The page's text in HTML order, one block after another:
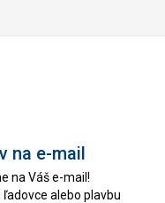
na e-mail
na Váš e-mail!
alebo plavbu